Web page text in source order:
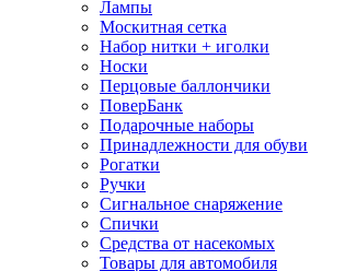
Лампы
Москитная сетка
Набор нитки + иголки
Носки
Перцовые баллончики
ПоверБанк
Подарочные наборы
Принадлежности для обуви
Рогатки
Ручки
Сигнальное снаряжение
Спички
Средства от насекомых
Товары для автомобиля